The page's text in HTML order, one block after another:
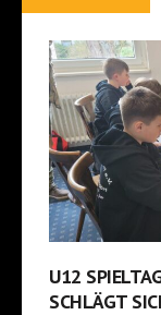
U12
SCHLÄGT